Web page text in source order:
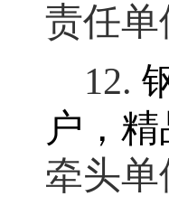
责任
12.
户 ， 精
牵头